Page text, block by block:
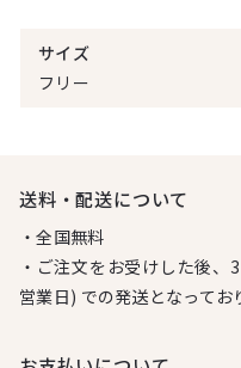
サイズ
フリー
送料・配送について
・全国無料
・ご注文をお受けした後
営業日) での発送となってお